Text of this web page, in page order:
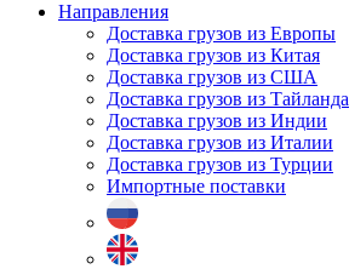
Направления
Доставка грузов из Европы
Доставка грузов из Китая
Доставка грузов из США
Доставка грузов из Тайланда
Доставка грузов из Индии
Доставка грузов из Италии
Доставка грузов из Турции
Импортные поставки